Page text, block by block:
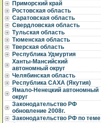
Приморский край
Ростовская область
Саратовская область
Свердловская область
Тульская область
Тюменская область
Тверская область
Республика Удмуртия
Ханты-Мансийский
автономный округ
Челябинская область
Республика САХА (Якутия)
Ямало-Ненецкий автономный
округ
Законодательство РФ
обновление 2008г.
Законодательство РФ по теме